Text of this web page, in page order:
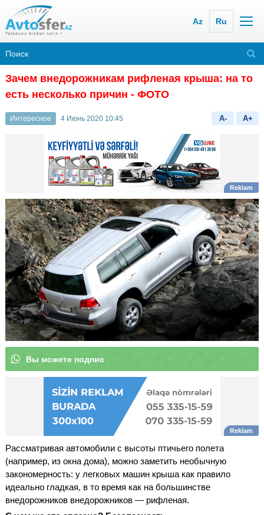
Az Ru
Зачем внедорожникам рифленая крыша: на то
есть несколько причин - ФОТО
Интересное 4 Июнь 2020 10:45 A- A+
Вы мо|
Рассматривая автомобили с высоты птичьего полета
(например, из окна дома), можно заметить необычную
закономерность: у легковых машин крыша как правило
идеально гладкая, в то время как на большинстве
внедорожников внедорожников — рифленая.